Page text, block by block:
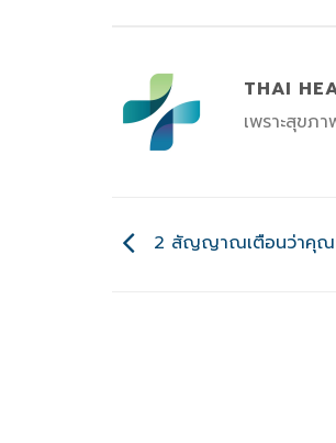
THAI
เพราะสุขภ
2 สัญญาณเตือนว่าคุณ